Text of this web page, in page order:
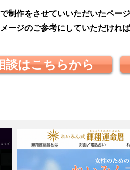
制作をさせていいただいたペー
ージのご参考にしていただけれ
談はこちらから